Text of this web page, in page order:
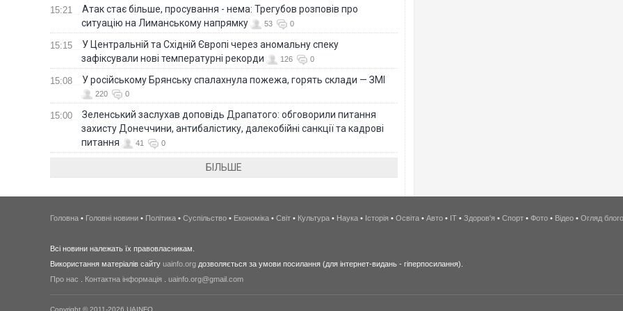
15:21
Атак стає більше, просування - нема: Трегубов розповів про
ситуацію на Лиманському напрямку
53 0
15:15
У Центральній та Східній Європі через аномальну спеку
зафіксували нові температурні рекорди
126 0
15:08 У російському Брянську спалахнула пожежа, горять склади — ЗМІ
220 0
15:00
Зеленський заслухав доповідь Драпатого: обговорили питання
захисту Донеччини, антибалістику, далекобійні санкції та кадрові
питання
41 0
БІЛЬШЕ
Головна • Головні новини • Політика • Суспільство • Економіка • Світ • Культура • Наука • Історія • Освіта • Авто • IT • Здоров'я • Спорт • Фото • Відео • Огляд
Всі новини належать їх правовласникам.
Використання матеріалів сайту uainfo.org дозволяється за умови посилання (для інтернет-видань - гіперпосилання).
Про нас
Контактна інформація uainfo.org@gmail.com
Copyright © 2011-2026 UAINFO.